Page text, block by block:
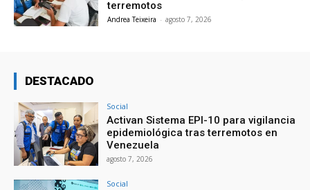
terremotos
Andrea Teixeira - agosto 7, 2026
DESTACADO
Social
Activan Sistema EPI-10 para vigilancia
epidemiológica tras terremotos en
Venezuela
agosto 7, 2026
Social